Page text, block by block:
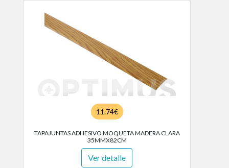
11.74€
TAPAJUNTAS ADHESIVO MOQUETA MADERA CLARA
35MMX82CM
Ver detalle